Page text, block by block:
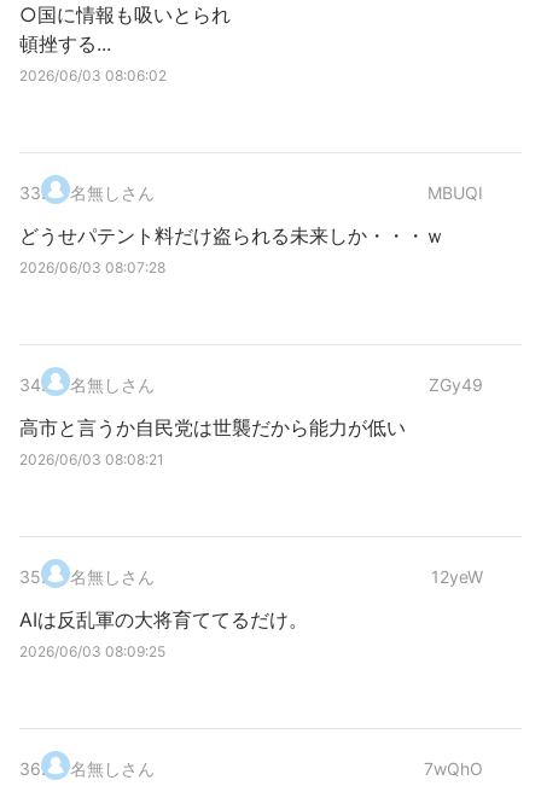
○国に情報も吸いとられ
頓挫する...
2026/06/03 08:06:02
33. 名無しさん MBUQI
どうせパテント料だけ盗られる未来しか・・・ｗ
2026/06/03 08:07:28
34. 名無しさん ZGy49
高市と言うか自民党は世襲だから能力が低い
2026/06/03 08:08:21
35. 名無しさん 12yeW
AIは反乱軍の大将育ててるだけ。
2026/06/03 08:09:25
36. 名無しさん 7wQhO